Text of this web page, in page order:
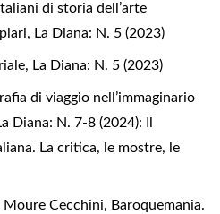
di storia dell’arte
, La Diana: N. 5 (2023)
, La Diana: N. 5 (2023)
di viaggio nell’immaginario
Diana: N. 7-8 (2024): Il
La critica, le mostre, le
Moure Cecchini, Baroquemania.